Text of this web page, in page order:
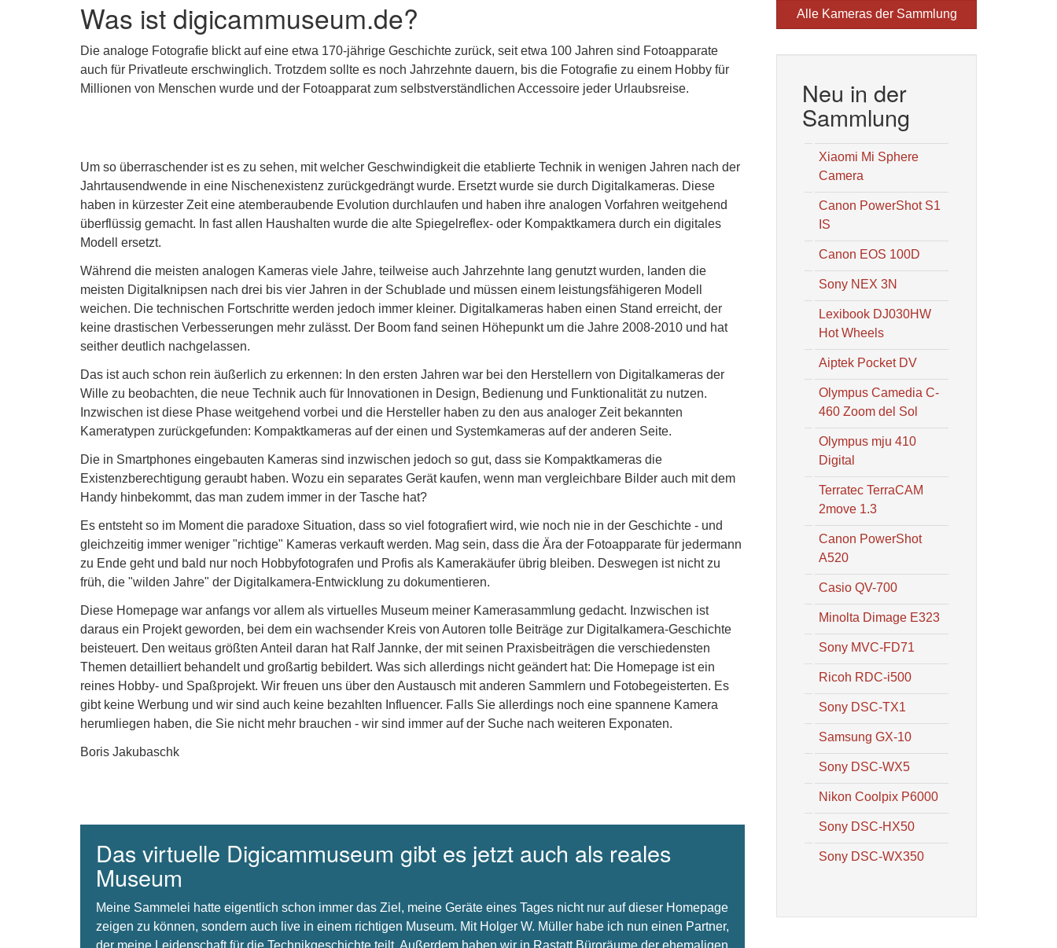
Was ist digicammuseum.de?
Die analoge Fotografie blickt auf eine etwa 170-jährige Geschichte zurück, seit etwa 100 Jahren sind Fotoapparate
auch für Privatleute erschwinglich. Trotzdem sollte es noch Jahrzehnte dauern, bis die Fotografie zu einem Hobby für
Millionen von Menschen wurde und der Fotoapparat zum selbstverständlichen Accessoire jeder Urlaubsreise.
Um so überraschender ist es zu sehen, mit welcher Geschwindigkeit die etablierte Technik in wenigen Jahren nach der
Jahrtausendwende in eine Nischenexistenz zurückgedrängt wurde. Ersetzt wurde sie durch Digitalkameras. Diese
haben in kürzester Zeit eine atemberaubende Evolution durchlaufen und haben ihre analogen Vorfahren weitgehend
überflüssig gemacht. In fast allen Haushalten wurde die alte Spiegelreflex- oder Kompaktkamera durch ein digitales
Modell ersetzt.
Während die meisten analogen Kameras viele Jahre, teilweise auch Jahrzehnte lang genutzt wurden, landen die
meisten Digitalknipsen nach drei bis vier Jahren in der Schublade und müssen einem leistungsfähigeren Modell
weichen. Die technischen Fortschritte werden jedoch immer kleiner. Digitalkameras haben einen Stand erreicht, der
keine drastischen Verbesserungen mehr zulässt. Der Boom fand seinen Höhepunkt um die Jahre 2008-2010 und hat
seither deutlich nachgelassen.
Das ist auch schon rein äußerlich zu erkennen: In den ersten Jahren war bei den Herstellern von Digitalkameras der
Wille zu beobachten, die neue Technik auch für Innovationen in Design, Bedienung und Funktionalität zu nutzen.
Inzwischen ist diese Phase weitgehend vorbei und die Hersteller haben zu den aus analoger Zeit bekannten
Kameratypen zurückgefunden: Kompaktkameras auf der einen und Systemkameras auf der anderen Seite.
Die in Smartphones eingebauten Kameras sind inzwischen jedoch so gut, dass sie Kompaktkameras die
Existenzberechtigung geraubt haben. Wozu ein separates Gerät kaufen, wenn man vergleichbare Bilder auch mit dem
Handy hinbekommt, das man zudem immer in der Tasche hat?
Es entsteht so im Moment die paradoxe Situation, dass so viel fotografiert wird, wie noch nie in der Geschichte - und
gleichzeitig immer weniger "richtige" Kameras verkauft werden. Mag sein, dass die Ära der Fotoapparate für jedermann
zu Ende geht und bald nur noch Hobbyfotografen und Profis als Kamerakäufer übrig bleiben. Deswegen ist nicht zu
früh, die "wilden Jahre" der Digitalkamera-Entwicklung zu dokumentieren.
Diese Homepage war anfangs vor allem als virtuelles Museum meiner Kamerasammlung gedacht. Inzwischen ist
daraus ein Projekt geworden, bei dem ein wachsender Kreis von Autoren tolle Beiträge zur Digitalkamera-Geschichte
beisteuert. Den weitaus größten Anteil daran hat Ralf Jannke, der mit seinen Praxisbeiträgen die verschiedensten
Themen detailliert behandelt und großartig bebildert. Was sich allerdings nicht geändert hat: Die Homepage ist ein
reines Hobby- und Spaßprojekt. Wir freuen uns über den Austausch mit anderen Sammlern und Fotobegeisterten. Es
gibt keine Werbung und wir sind auch keine bezahlten Influencer. Falls Sie allerdings noch eine spannene Kamera
herumliegen haben, die Sie nicht mehr brauchen - wir sind immer auf der Suche nach weiteren Exponaten.
Boris Jakubaschk
Das virtuelle Digicammuseum gibt es jetzt auch als reales
Museum
Meine Sammelei hatte eigentlich schon immer das Ziel, meine Geräte eines Tages nicht nur auf dieser Homepage
zeigen zu können, sondern auch live in einem richtigen Museum. Mit Holger W. Müller habe ich nun einen Partner,
der meine Leidenschaft für die Technikgeschichte teilt. Außerdem haben wir in Rastatt Büroräume der ehemaligen
Alle Kameras der Sammlung
Neu in der
Sammlung
Xiaomi Mi Sphere
Camera
Canon PowerShot S1
IS
Canon EOS 100D
Sony NEX 3N
Lexibook DJ030HW
Hot Wheels
Aiptek Pocket DV
Olympus Camedia C-
460 Zoom del Sol
Olympus mju 410
Digital
Terratec TerraCAM
2move 1.3
Canon PowerShot
A520
Casio QV-700
Minolta Dimage E323
Sony MVC-FD71
Ricoh RDC-i500
Sony DSC-TX1
Samsung GX-10
Sony DSC-WX5
Nikon Coolpix P6000
Sony DSC-HX50
Sony DSC-WX350